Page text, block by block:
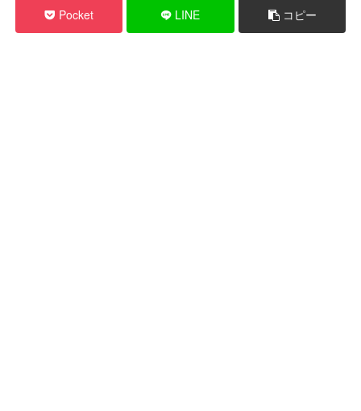
Pocket LINE コピー